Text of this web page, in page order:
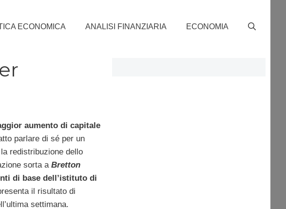
ECONOMICA ANALISI FINANZIARIA ECONOMIA
aumento di capitale
parlare di sé per un
redistribuzione dello
sorta a Bretton
di base dell’istituto di
il risultato di
settimana.